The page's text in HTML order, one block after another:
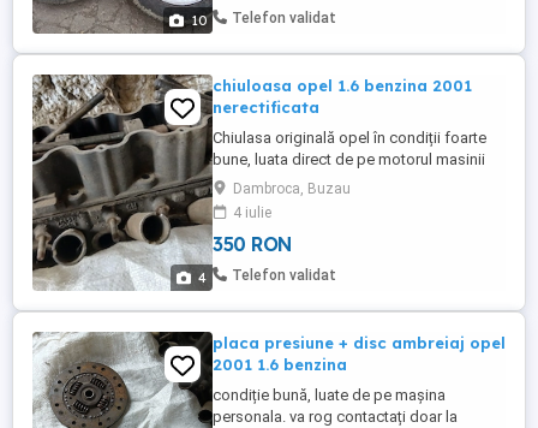
10
toate detaliile. Va rog contactați la telefon.
Telefon validat
4
chiuloasa opel 1.6 benzina 2001
nerectificata
Chiulasa originală opel în condiții foarte
bune, luata direct de pe motorul masinii
mele, nerectificata. Plata Cash la ridicare.
Nu trimit prin curierat sa nu existe discuții.
Va rog contactați telefonic, răspund greu
la mesaje. Va multumesc
Dambroca, Buzau
4 iulie
350 RON
Telefon validat
placa presiune + disc ambreiaj opel
2001 1.6 benzina
condiție bună, luate de pe mașina
personala. va rog contactați doar la